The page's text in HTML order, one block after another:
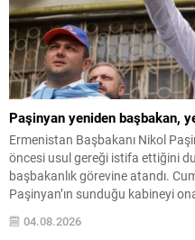
Paşinyan yeniden başbakan,
Ermenistan Başbakanı Nikol
öncesi usul gereği istifa ettiğini
başbakanlık görevine atandı.
Paşinyan’ın sunduğu kabineyi
görevlerini korurken, Yüksek
yapıldı: Mkhitar Hayrapetyan’ın
04.08.2026